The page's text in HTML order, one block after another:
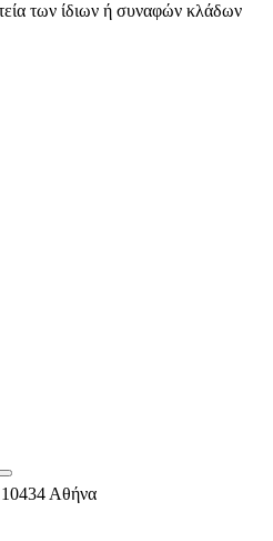
των ίδιων ή συναφών κλάδων
Αθήνα